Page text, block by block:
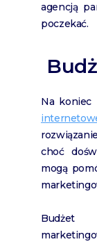
agencją
poczekać.
Na koniec
choć
mogą
Budżet